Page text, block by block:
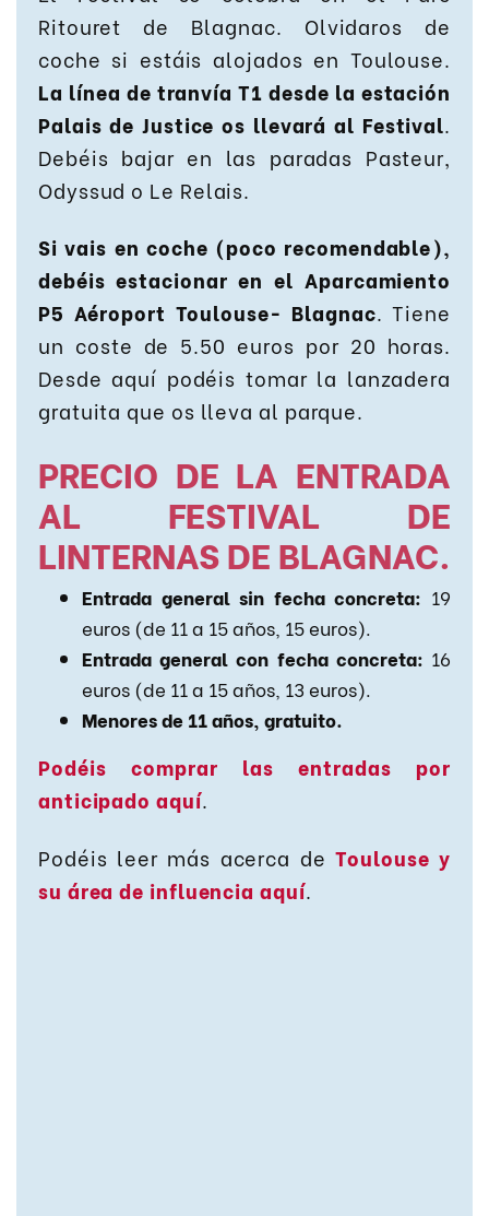
Ritouret de Blagnac. Olvidaros de
coche si estáis alojados en Toulouse.
La línea de tranvía T1 desde la estación
Palais de Justice os llevará al Festival.
Debéis bajar en las paradas Pasteur,
Odyssud o Le Relais.
Si vais en coche (poco recomendable),
debéis estacionar en el Aparcamiento
P5 Aéroport Toulouse- Blagnac. Tiene
un coste de 5.50 euros por 20 horas.
Desde aquí podéis tomar la lanzadera
gratuita que os lleva al parque.
PRECIO DE LA ENTRADA
AL FESTIVAL DE
LINTERNAS DE BLAGNAC.
Entrada general sin fecha concreta: 19
euros (de 11 a 15 años, 15 euros).
Entrada general con fecha concreta: 16
euros (de 11 a 15 años, 13 euros).
Menores de 11 años, gratuito.
Podéis comprar las entradas por
anticipado aquí.
Podéis leer más acerca deToulouse y
su área de influencia aquí.